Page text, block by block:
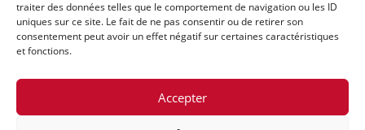
traiter des données telles que le comportement de navigation ou les ID
uniques sur ce site. Le fait de ne pas consentir ou de retirer son
consentement peut avoir un effet négatif sur certaines caractéristiques
et fonctions.
Accepter
Politique de remboursement